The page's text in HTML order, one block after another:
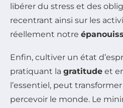
libérer du stress et des
recentrant ainsi sur les
réellement notre
Enfin, cultiver un état
pratiquant la gratitude et
l’essentiel, peut
percevoir le monde. Le